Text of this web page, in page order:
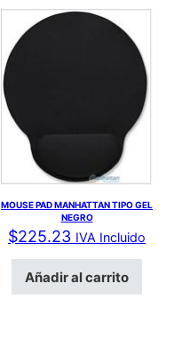
MOUSE PAD MANHATTAN TIPO GEL
NEGRO
$225.23 IVA Incluido
Añadir al carrito